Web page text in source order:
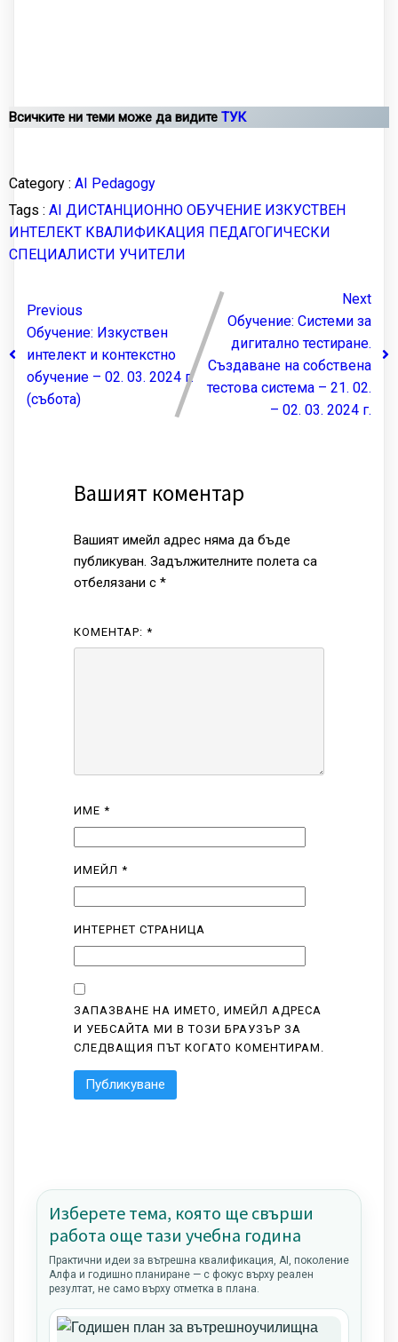
Всичките ни теми може да видите ТУК
Category : AI Pedagogy
Tags : AI ДИСТАНЦИОННО ОБУЧЕНИЕ ИЗКУСТВЕН
ИНТЕЛЕКТ КВАЛИФИКАЦИЯ ПЕДАГОГИЧЕСКИ
СПЕЦИАЛИСТИ УЧИТЕЛИ
Previous
Обучение: Изкуствен
интелект и контекстно
обучение – 02. 03. 2024 г.
(събота)
Next
Обучение: Системи за
дигитално тестиране.
Създаване на собствена
тестова система – 21. 02.
– 02. 03. 2024 г.
Вашият коментар
Вашият имейл адрес няма да бъде
публикуван. Задължителните полета са
отбелязани с *
КОМЕНТАР: *
ИМЕ *
ИМЕЙЛ *
ИНТЕРНЕТ СТРАНИЦА
ЗАПАЗВАНЕ НА ИМЕТО, ИМЕЙЛ АДРЕСА
И УЕБСАЙТА МИ В ТОЗИ БРАУЗЪР ЗА
СЛЕДВАЩИЯ ПЪТ КОГАТО КОМЕНТИРАМ.
Изберете тема, която ще свърши
работа още тази учебна година
Практични идеи за вътрешна квалификация, AI, поколение
Алфа и годишно планиране — с фокус върху реален
резултат, не само върху отметка в плана.